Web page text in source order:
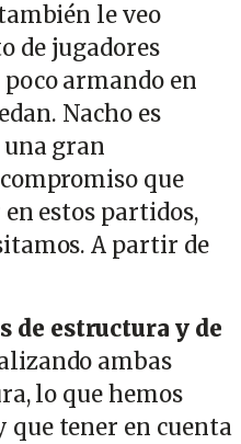
le veo
de jugadores
armando en
Nacho es
gran
que
estos partidos,
A partir de
de estructura y de
ambas
lo que hemos
que tener en cuenta